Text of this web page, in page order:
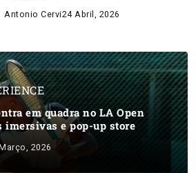
Antonio Cervi24 Abril, 2026
em quadra no LA Open
imersivas e pop-up store
2026